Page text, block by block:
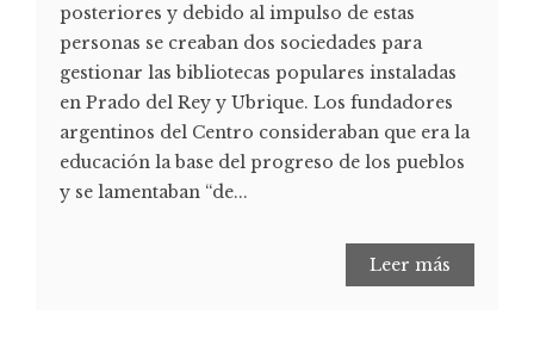
posteriores y debido al impulso de estas
personas se creaban dos sociedades para
gestionar las bibliotecas populares instaladas
en Prado del Rey y Ubrique. Los fundadores
argentinos del Centro consideraban que era la
educación la base del progreso de los pueblos
y se lamentaban “de...
Leer más